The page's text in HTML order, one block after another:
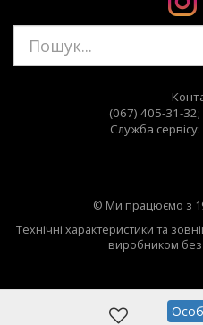
(067) 405-31-
Служба
© Ми працюємо з
Технічні характеристики та
виробником